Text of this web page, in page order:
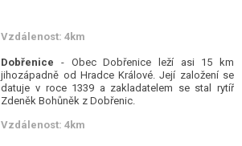
Vzdálenost: 4km
Dobřenice - Obec Dobřenice leží asi 15 km
jihozápadně od Hradce Králové. Její založení se
datuje v roce 1339 a zakladatelem se stal rytíř
Zdeněk Bohůněk z Dobřenic.
Vzdálenost: 4km